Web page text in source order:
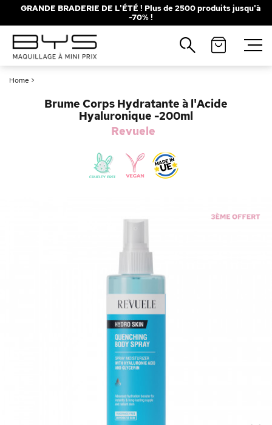
GRANDE BRADERIE DE L'ÉTÉ ! Plus de 2500 produits jusqu'à
-70% !
Home >
Brume Corps Hydratante à l'Acide
Hyaluronique -200ml
Revuele
Fermer
Recherches populaires
Solaire
Brumes